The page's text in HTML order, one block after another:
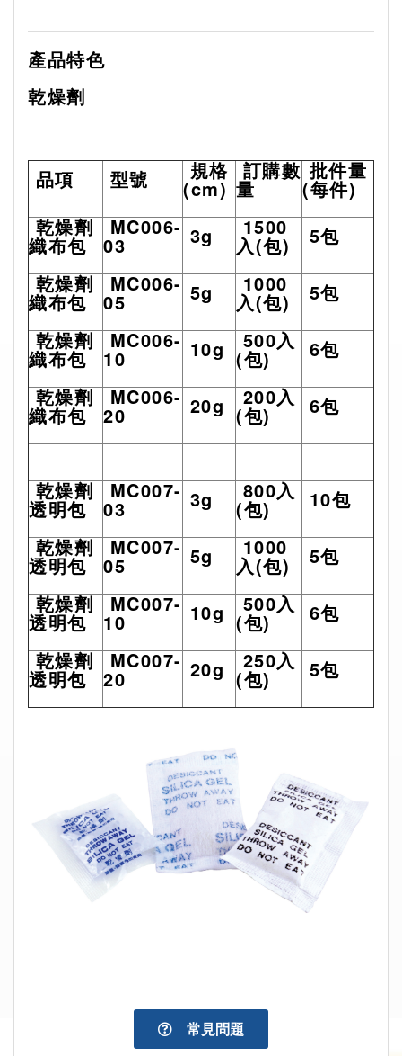
產品特色
乾燥劑
品項 型號 規格
(cm)
訂購數
量
批件量
(每件)
乾燥劑
織布包
MC006-
03 3g 1500
入(包) 5包
乾燥劑
織布包
MC006-
05 5g 1000
入(包) 5包
乾燥劑
織布包
MC006-
10 10g 500入
(包) 6包
乾燥劑
織布包
MC006-
20 20g 200入
(包) 6包
乾燥劑
透明包
MC007-
03 3g 800入
(包) 10包
乾燥劑
透明包
MC007-
05 5g 1000
入(包) 5包
乾燥劑
透明包
MC007-
10 10g 500入
(包) 6包
乾燥劑
透明包
MC007-
20 20g 250入
(包) 5包
常見問題